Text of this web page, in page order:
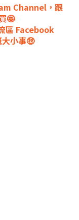
Channel，跟
🤩
區 Facebook
小事🤑